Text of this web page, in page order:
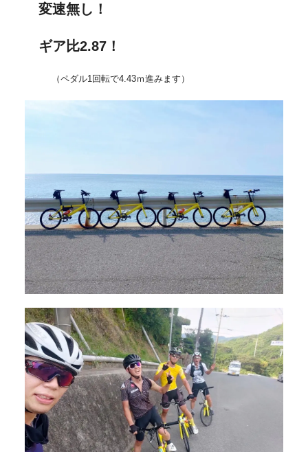
変速無し！
ギア比2.87！
（ペダル1回転で4.43ｍ進みます）